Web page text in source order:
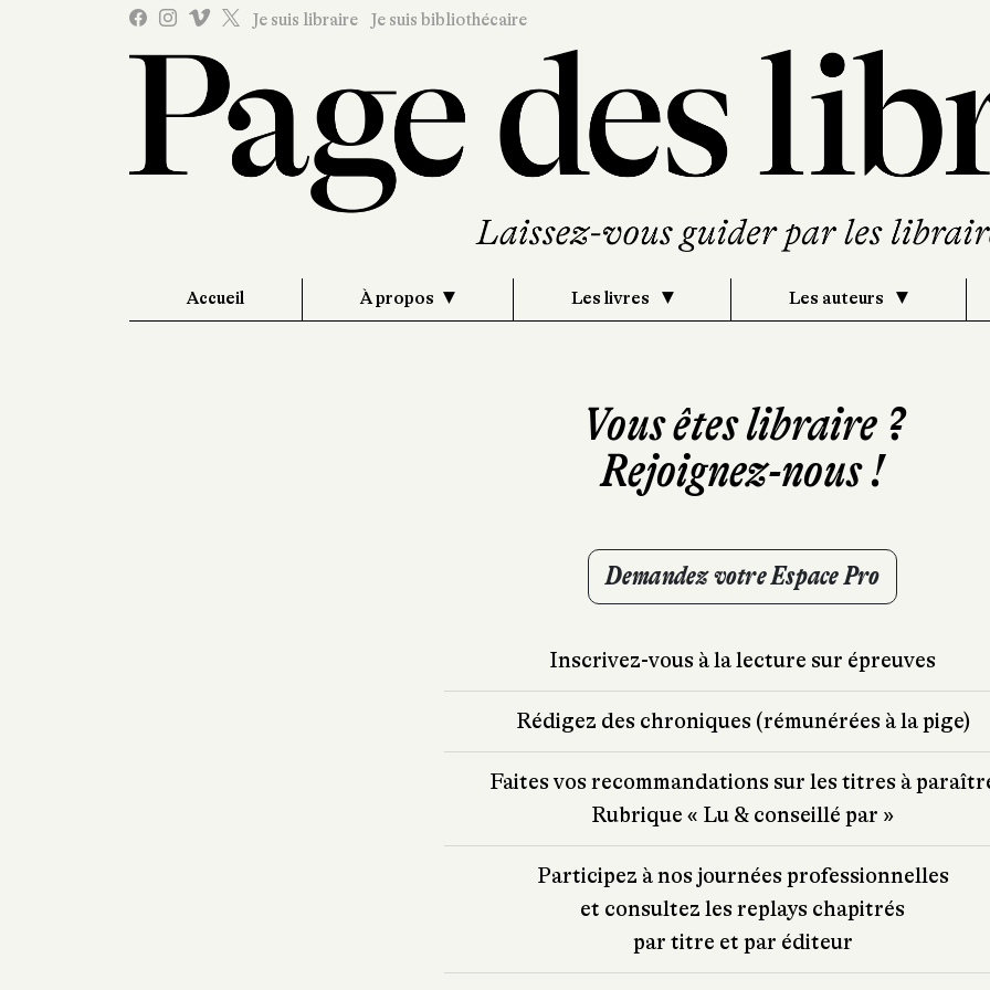
Je suis libraire Je suis bibliothécaire
Accueil À propos Les livres Les auteurs
Vous êtes libraire ?
Rejoignez-nous !
Demandez votre Espace Pro
Inscrivez-vous à la lecture sur épreuves
Rédigez des chroniques (rémunérées à la pige)
Faites vos recommandations sur les titres à
Rubrique « Lu & conseillé par »
Participez à nos journées professionnelles
et consultez les replays chapitrés
par titre et par éditeur